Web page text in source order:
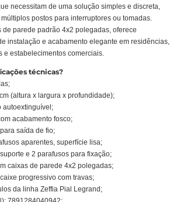
necessitam de uma solução simples e discreta,
postos para interruptores ou tomadas.
de parede padrão 4x2 polegadas, oferece
instalação e acabamento elegante em residências,
e estabelecimentos comerciais.
técnicas?
(altura x largura x profundidade);
autoextinguível;
acabamento fosco;
saída de fio;
aparentes, superfície lisa;
e 2 parafusos para fixação;
caixas de parede 4x2 polegadas;
progressivo com travas;
da linha Zeffia Pial Legrand;